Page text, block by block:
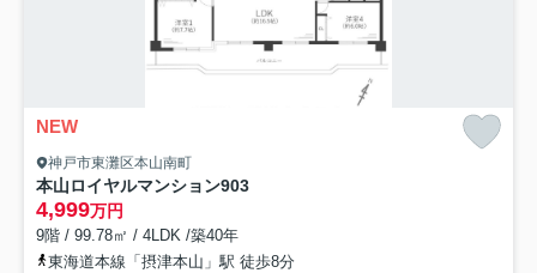
NEW
神戸市東灘区本山南町
本山ロイヤルマンション903
4,999万円
9階 / 99.78㎡ / 4LDK /築40年
東海道本線「摂津本山」駅 徒歩8分